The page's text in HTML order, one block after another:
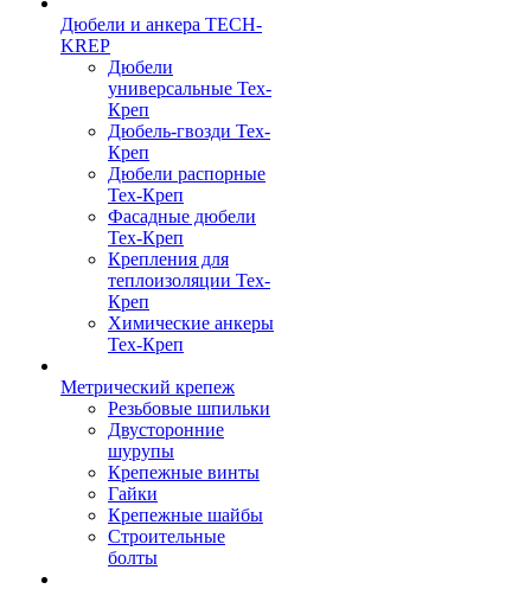
Дюбели и анкера TECH-
KREP
Дюбели
универсальные Тех-
Креп
Дюбель-гвозди Тех-
Креп
Дюбели распорные
Тех-Креп
Фасадные дюбели
Тех-Креп
Крепления для
теплоизоляции Тех-
Креп
Химические анкеры
Тех-Креп
Метрический крепеж
Резьбовые шпильки
Двусторонние
шурупы
Крепежные винты
Гайки
Крепежные шайбы
Строительные
болты